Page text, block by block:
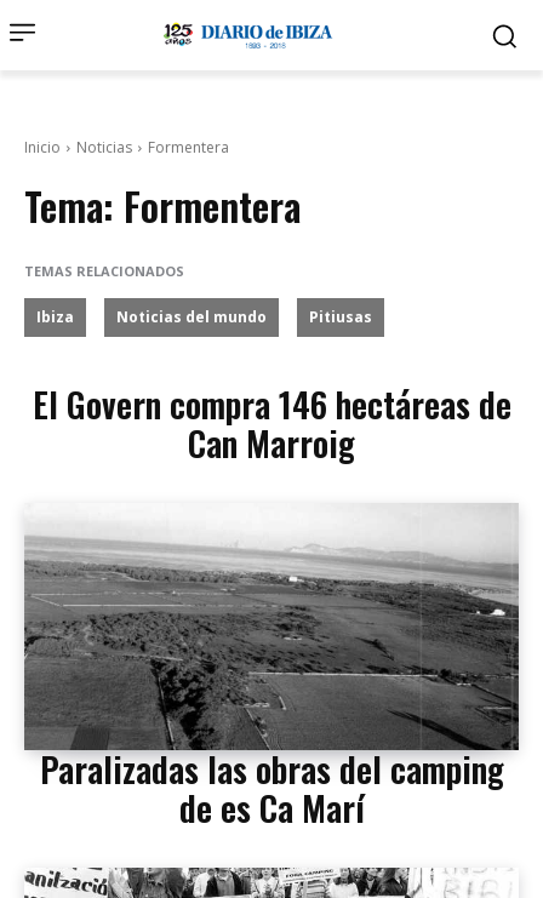
Inicio Noticias Formentera
Tema: Formentera
TEMAS RELACIONADOS
Ibiza Noticias del mundo Pitiusas
El Govern compra 146 hectáreas de
Can Marroig
Paralizadas las obras del camping
de es Ca Marí